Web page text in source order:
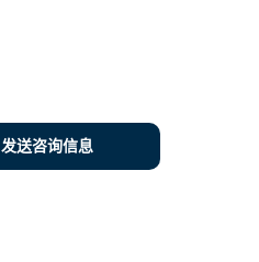
发送咨询信息